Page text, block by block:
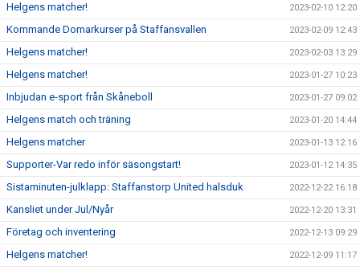
Helgens matcher! 2023-02-10 12:20
Kommande Domarkurser på Staffansvallen 2023-02-09 12:43
Helgens matcher! 2023-02-03 13:29
Helgens matcher! 2023-01-27 10:23
Inbjudan e-sport från Skåneboll 2023-01-27 09:02
Helgens match och träning 2023-01-20 14:44
Helgens matcher 2023-01-13 12:16
Supporter-Var redo inför säsongstart! 2023-01-12 14:35
Sistaminuten-julklapp: Staffanstorp United halsduk 2022-12-22 16:18
Kansliet under Jul/Nyår 2022-12-20 13:31
Företag och inventering 2022-12-13 09:29
Helgens matcher! 2022-12-09 11:17